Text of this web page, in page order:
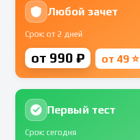
Любой зачет
Срок: от 2 дней
от 990 ₽ от 49 ⭐
Первый тест
Срок: сегодня